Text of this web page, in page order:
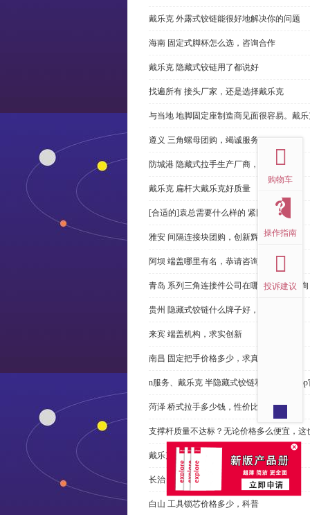
戴乐克 外露式铰链能很好地解决你的问题
海南 固定式脚杯怎么选，咨询合作
戴乐克 隐藏式铰链用了都说好
找遍所有 接头厂家，还是选择戴乐克
与当地 地脚固定座制造商见面很容易。戴
遵义 三角螺母团购，竭诚服务
防城港 隐藏式拉手生产厂商，尊重客户
戴乐克 扁杆大戴乐克好质量
[合适的]袁总需要什么样的 紧固件？
雅安 间隔连接块团购，创新辉煌
阿坝 端盖哪里有名，恭请咨询
青岛 系列三角连接件公司在哪里，免费咨询
贵州 隐藏式铰链什么牌子好，恭请来电
来宾 端盖机构，求实创新
南昌 固定把手价格多少，求真务实
n服务、戴乐克 半隐藏式铰链和米乐体育
菏泽 桥式拉手多少钱，性价比高
支撑杆质量不达标？无论价格多么便宜，这
戴乐克 系列三角螺母不好，但更好
长治 外露式铰链、戴乐克和承诺戴乐克
白山 工具锁芯价格多少，科普
购物车
操作指南
投诉建议